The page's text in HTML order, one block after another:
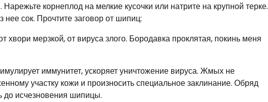
корнеплод на мелкие кусочки или натрите на крупной терке.
сок. Прочтите заговор от шипиц:
мерзкой, от вируса злого. Бородавка проклятая, покинь меня
иммунитет, ускоряет уничтожение вируса. Жмых не
участку кожи и произносить специальное заклинание. Обряд
до исчезновения шипицы.